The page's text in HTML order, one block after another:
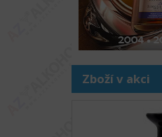
Zboží v akci